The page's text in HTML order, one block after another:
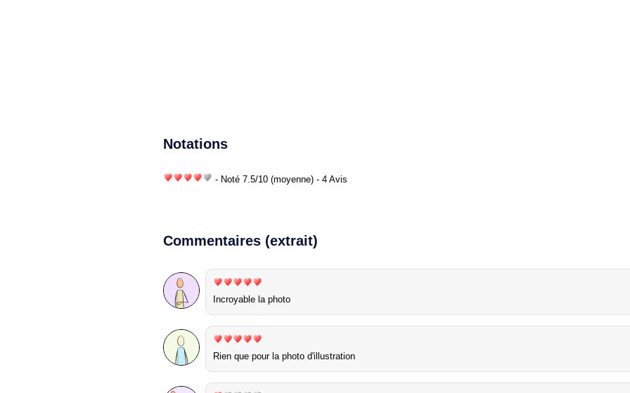
Notations
- Noté 7.5/10 (moyenne) - 4 Avis
Commentaires (extrait)
Incroyable la photo
Rien que pour la photo d'illustration